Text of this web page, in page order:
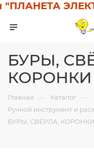
БУРЫ,
КОРОНКИ
Главная — Каталог —
Ручной инструмент и
БУРЫ, СВЁРЛА, КОРОНКИ